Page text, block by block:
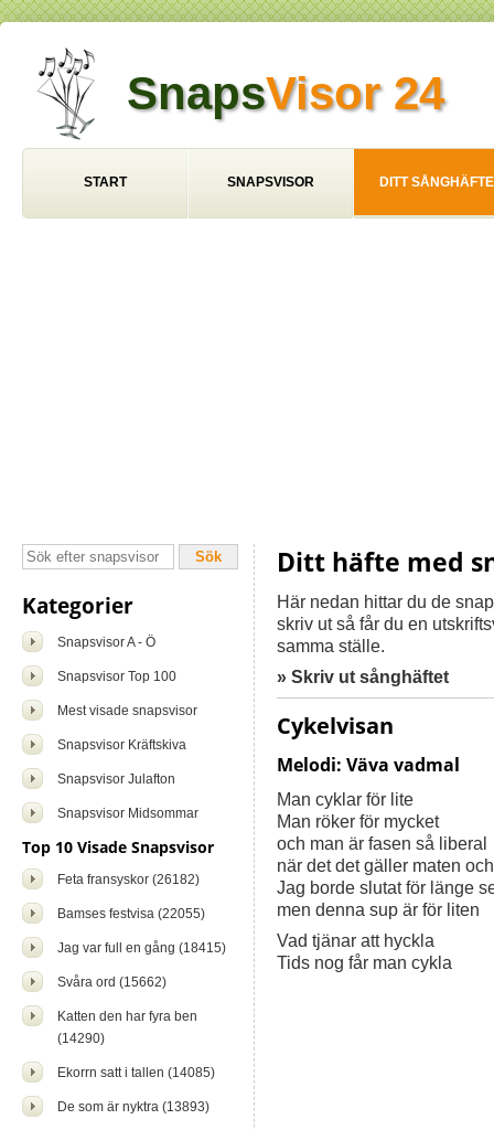
SnapsVisor 24
START SNAPSVISOR DITT SÅNGHÄFTE
Kategorier
Snapsvisor A - Ö
Snapsvisor Top 100
Mest visade snapsvisor
Snapsvisor Kräftskiva
Snapsvisor Julafton
Snapsvisor Midsommar
Top 10 Visade Snapsvisor
Feta fransyskor (26182)
Bamses festvisa (22055)
Jag var full en gång (18415)
Svåra ord (15662)
Katten den har fyra ben
(14290)
Ekorrn satt i tallen (14085)
De som är nyktra (13893)
Ditt häfte med
Här nedan hittar du de
skriv ut så får du en
samma ställe.
» Skriv ut sånghäftet
Cykelvisan
Melodi: Väva vadmal
Man cyklar för lite
Man röker för mycket
och man är fasen så liberal
när det det gäller maten
Jag borde slutat för länge
men denna sup är för liten
Vad tjänar att hyckla
Tids nog får man cykla